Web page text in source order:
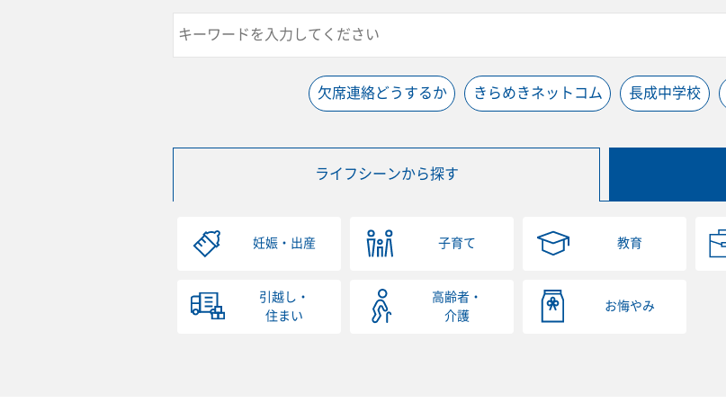
欠席連絡どうするか きらめきネットコム 長成中学校
ライフシーンから探す
妊娠・出産 子育て 教育
引越し・
住まい
高齢者・
介護
お悔やみ